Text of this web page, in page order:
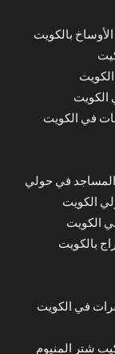
بالكويت
في الكويت
الكويت
الكويت
بالكويت
شتر المنيوم